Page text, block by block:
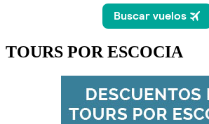
TOURS POR ESCOCIA